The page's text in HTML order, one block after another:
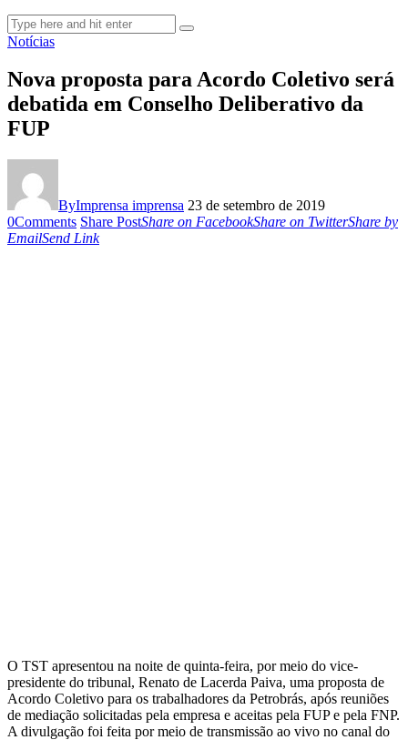
Notícias
Nova proposta para Acordo Coletivo será
debatida em Conselho Deliberativo da
FUP
ByImprensa imprensa 23 de setembro de 2019
0Comments Share PostShare on FacebookShare on TwitterShare by
EmailSend Link
O TST apresentou na noite de quinta-feira, por meio do vice-
presidente do tribunal, Renato de Lacerda Paiva, uma proposta de
Acordo Coletivo para os trabalhadores da Petrobrás, após reuniões
de mediação solicitadas pela empresa e aceitas pela FUP e pela FNP.
A divulgação foi feita por meio de transmissão ao vivo no canal do